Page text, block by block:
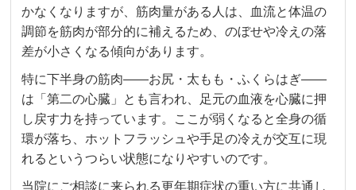
かなくなりますが、筋肉量がある人は、血流と体温の
調節を筋肉が部分的に補えるため、のぼせや冷えの落
差が小さくなる傾向があります。
特に下半身の筋肉——お尻・太もも・ふくらはぎ——
は「第二の心臓」とも言われ、足元の血液を心臓に押
し戻す力を持っています。ここが弱くなると全身の循
環が落ち、ホットフラッシュや手足の冷えが交互に現
れるというつらい状態になりやすいのです。
当院にご相談に来られる更年期症状の重い方に共通し